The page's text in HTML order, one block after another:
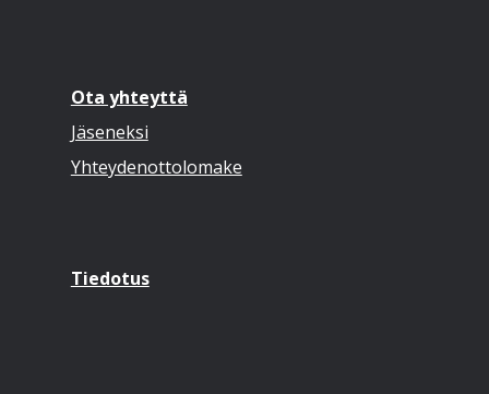
Ota yhteyttä
Jäseneksi
Yhteydenottolomake
Tiedotus